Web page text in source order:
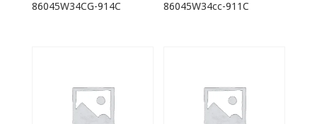
86045W34CG-914C 86045W34cc-911C